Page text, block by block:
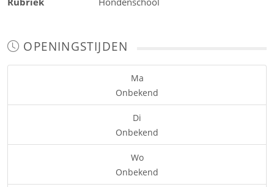
OPENINGSTIJDEN
Ma
Onbekend
Di
Onbekend
Wo
Onbekend